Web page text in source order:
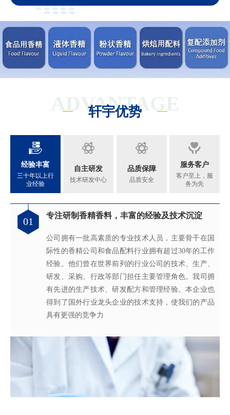
ADVANTAGE
轩宇优势
经验丰富
三十年以上行
业经验
自主研发
技术研发中心
品质保障
品质安全
服务客户
客户至上，服
务为先
01
专注研制香精香料，丰富的经验及技术沉淀
公司拥有一批高素质的专业技术人员，主要骨干在国
际性的香精公司和食品配料行业拥有超过30年的工作
经验。他们曾在世界前列的行业公司的技术、生产、
研发、采购、行政等部门担任主要管理角色。我司拥
有先进的生产技术、研发配方和管理经验。本企业也
得到了国外行业龙头企业的技术支持，使我们的产品
具有更强的竞争力
02
满足客户不同的调香需求
拥有独立的香精香料技术研发实验室和生产车间，可
为客户提供适合、满意，高性价比的高品质香精。
03
完善的质量管理体系
从2005年起，公司就建立了国际认可的ISO9001：
2015质量管理体系及ISO22000：2018 食品安全管理体
系，为所有产品质量稳定性及食用安全性保驾护航。
04
真心酿香味 芬芳传五洲
轩宇的应用及技术服务中心，汇聚了多位优秀的技术
工程师从事香精香料在各类产品中的开发应用，能高
效地针对客户需求打造不同产品，满 足客户对提高其
产品质量以及缩短交货期的需求。